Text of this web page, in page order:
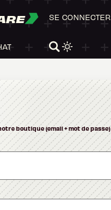
SE CONNECTER
boutique (email + mot de passe)